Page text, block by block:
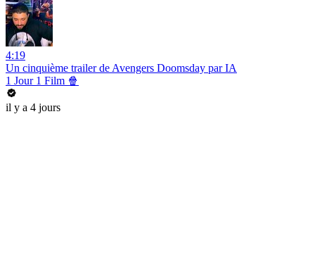
4:19
Un cinquième trailer de Avengers Doomsday par IA
1 Jour 1 Film 🍿
il y a 4 jours